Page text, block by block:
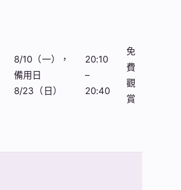
8/10（一），
備用日
8/23（日）
20:10
–
20:40
免
費
觀
賞